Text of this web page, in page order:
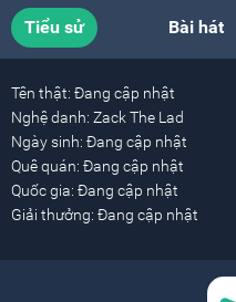
Tiểu sử Bài hát
Tên thật: Đang cập nhật
Nghệ danh: Zack The Lad
Ngày sinh: Đang cập nhật
Quê quán: Đang cập nhật
Quốc gia: Đang cập nhật
Giải thưởng: Đang cập nhật